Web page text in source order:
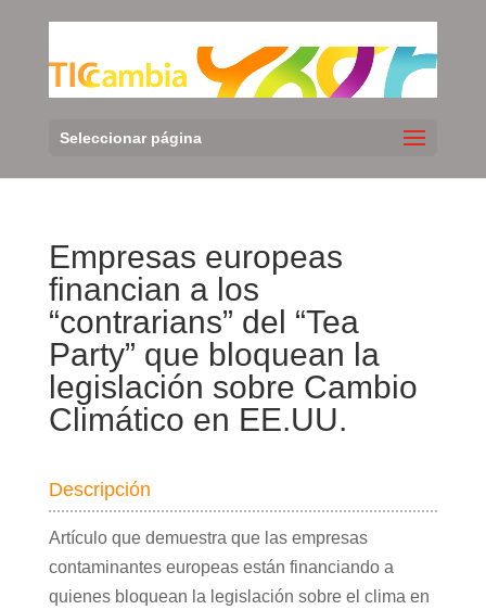
Seleccionar página
Empresas europeas
financian a los
“contrarians” del “Tea
Party” que bloquean la
legislación sobre Cambio
Climático en EE.UU.
Descripción
Artículo que demuestra que las empresas
contaminantes europeas están financiando a
quienes bloquean la legislación sobre el clima en